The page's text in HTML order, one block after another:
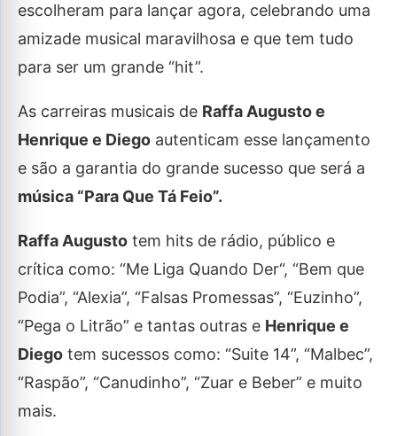
escolheram para lançar agora, celebrando uma
amizade musical maravilhosa e que tem tudo
para ser um grande “hit”.
As carreiras musicais de Raffa Augusto e
Henrique e Diego autenticam esse lançamento
e são a garantia do grande sucesso que será a
música “Para Que Tá Feio”.
Raffa Augusto tem hits de rádio, público e
crítica como: “Me Liga Quando Der“, “Bem que
Podia”, “Alexia”, “Falsas Promessas”, “Euzinho”,
“Pega o Litrão” e tantas outras e Henrique e
Diego tem sucessos como: “Suite 14”, “Malbec”,
“Raspão”, “Canudinho”, “Zuar e Beber” e muito
mais.